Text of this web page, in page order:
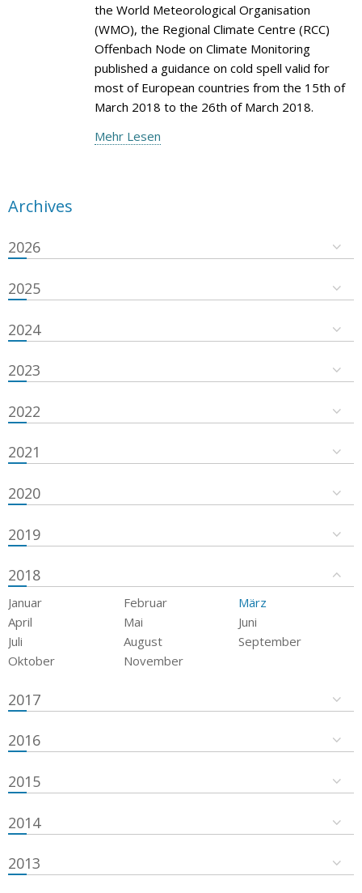
the World Meteorological Organisation
(WMO), the Regional Climate Centre (RCC)
Offenbach Node on Climate Monitoring
published a guidance on cold spell valid for
most of European countries from the 15th of
March 2018 to the 26th of March 2018.
Mehr Lesen
Archives
2026
2025
2024
2023
2022
2021
2020
2019
2018
Januar Februar
März
April
Mai
Juni
Juli
August
September
Oktober
November
2017
2016
2015
2014
2013